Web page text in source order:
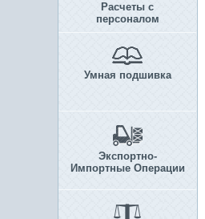
Расчеты с
персоналом
Умная подшивка
Экспортно-
Импортные Операции